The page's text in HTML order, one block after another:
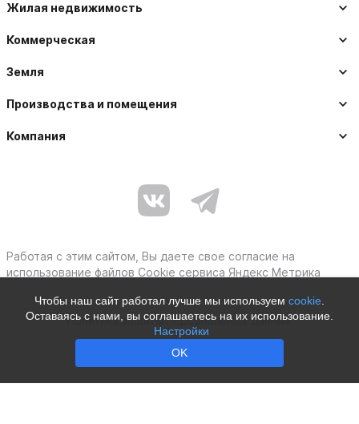
Чтобы наш сайт работал лучше мы используем cookie
Оставаясь с нами, вы соглашаетесь на их использование.
Настройки
OK
Жилая недвижимость
Коммерческая
Земля
Производства и помещения
Компания
Работая с этим сайтом, Вы даете свое согласие на
использование файлов Cookie сервиса Яндекс Метрика
Политика защиты персональных данных
Moby © 2012–2026